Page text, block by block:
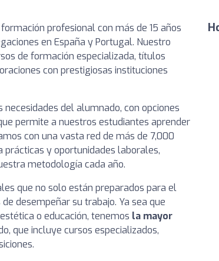
profesional con más de 15 años
en España y Portugal. Nuestro
de formación especializada, títulos
con prestigiosas instituciones
necesidades del alumnado, con opciones
permite a nuestros estudiantes aprender
con una vasta red de más de 7,000
y oportunidades laborales,
metodología cada año.
que no solo están preparados para el
desempeñar su trabajo. Ya sea que
o educación, tenemos la mayor
que incluye cursos especializados,